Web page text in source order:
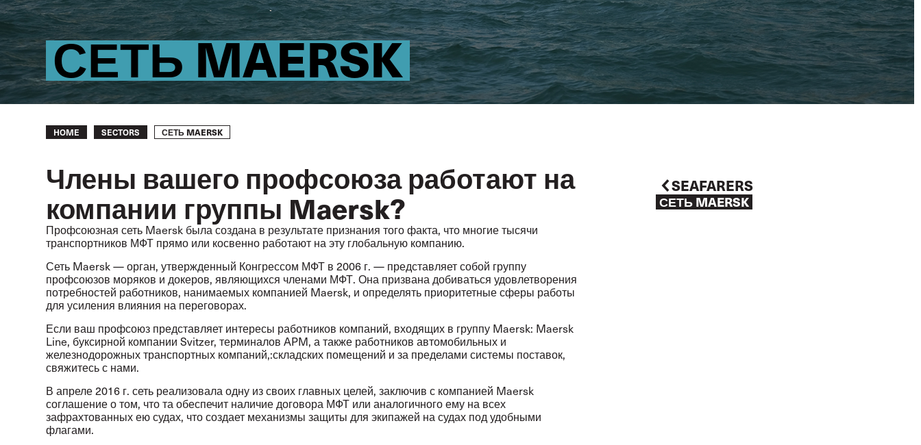
СЕТЬ MAERSK
Breadcrumb
HOME SECTORS СЕТЬ MAERSK
SEAFARERS
СЕТЬ MAERSK
Члены вашего профсоюза работают на
компании группы Maersk?
Профсоюзная сеть Maersk была создана в результате признания того факта, что многие тысячи
транспортников МФТ прямо или косвенно работают на эту глобальную компанию.
Сеть Maersk — орган, утвержденный Конгрессом МФТ в 2006 г. — представляет собой группу
профсоюзов моряков и докеров, являющихся членами МФТ. Она призвана добиваться удовлетворения
потребностей работников, нанимаемых компанией Maersk, и определять приоритетные сферы работы
для усиления влияния на переговорах.
Если ваш профсоюз представляет интересы работников компаний, входящих в группу Maersk: Maersk
Line, буксирной компании Svitzer, терминалов APM, а также работников автомобильных и
железнодорожных транспортных компаний,:складских помещений и за пределами системы поставок,
свяжитесь с нами.
В апреле 2016 г. сеть реализовала одну из своих главных целей, заключив с компанией Maersk
соглашение о том, что та обеспечит наличие договора МФТ или аналогичного ему на всех
зафрахтованных ею судах, что создает механизмы защиты для экипажей на судах под удобными
флагами.